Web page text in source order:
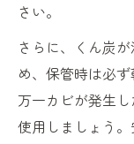
さい。
さらに、くん炭
め、保管時は必
万一カビが発生
使用しましょう